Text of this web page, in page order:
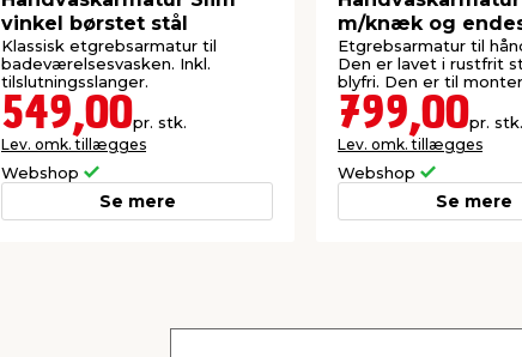
vinkel børstet stål
Klassisk etgrebsarmatur til
badeværelsesvasken. Inkl.
tilslutningsslanger.
549,00pr. stk.
Lev. omk. tillægges
Webshop
Se mere
m/knæk og
poleret stål
Etgrebsarmatur til
Den er lavet i rustfrit
blyfri. Den er til
bordpladen.
799,00pr. stk.
Lev. omk. tillægges
Webshop
Se mere